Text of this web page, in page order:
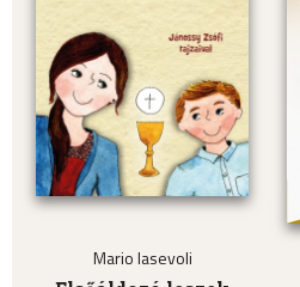
Mario Iasevoli